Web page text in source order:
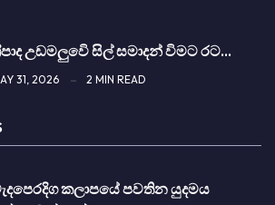
උඩමලුවෙි සිල් සමාදන් විමට රට…
31, 2026 2 MIN READ
කලාපයේ පවතින යුදමය